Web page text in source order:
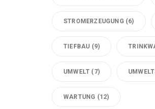
STROMERZEUGUNG (6)
TIEFBAU (9)
UMWELT (7)
WARTUNG (12)